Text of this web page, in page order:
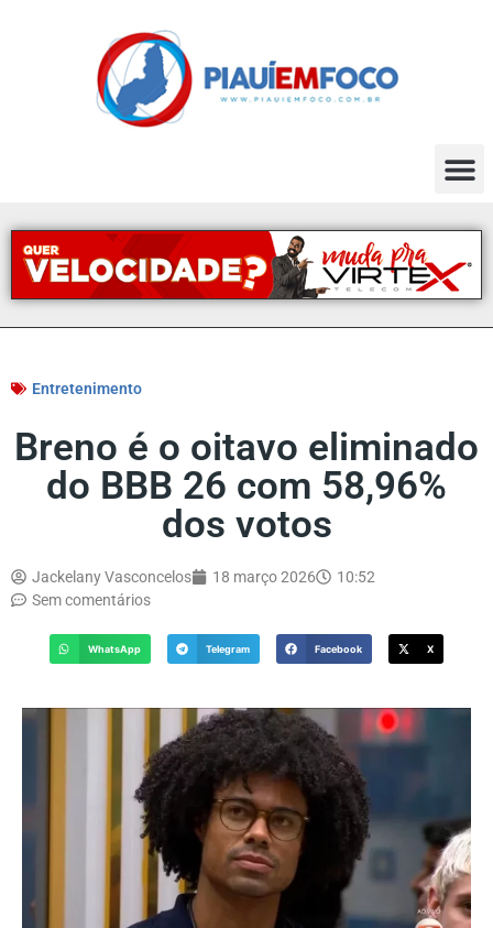
Entretenimento
Breno é o oitavo eliminado
do BBB 26 com 58,96%
dos votos
Jackelany Vasconcelos 18 março 2026
10:52
Sem comentários
WhatsApp Telegram Facebook X